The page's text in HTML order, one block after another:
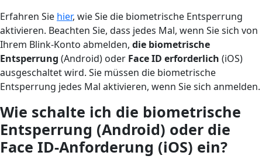
Erfahren Sie hier, wie Sie die biometrische Entsperrung
aktivieren. Beachten Sie, dass jedes Mal, wenn Sie sich von
Ihrem Blink-Konto abmelden, die biometrische
Entsperrung (Android) oder Face ID erforderlich (iOS)
ausgeschaltet wird. Sie müssen die biometrische
Entsperrung jedes Mal aktivieren, wenn Sie sich anmelden.
Wie schalte ich die biometrische
Entsperrung (Android) oder die
Face ID-Anforderung (iOS) ein?